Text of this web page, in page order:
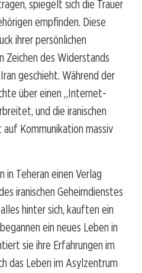
spiegelt sich die Trauer
empfinden. Diese
ihrer persönlichen
Zeichen des Widerstands
geschieht. Während der
über einen „Internet-
und die iranischen
Kommunikation massiv
in Teheran einen Verlag
iranischen Geheimdienstes
hinter sich, kauften ein
ein neues Leben in
sie ihre Erfahrungen im
das Leben im Asylzentrum